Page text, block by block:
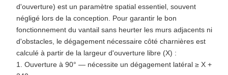
d'ouverture) est un paramètre spatial essentiel, souvent
négligé lors de la conception. Pour garantir le bon
fonctionnement du vantail sans heurter les murs adjacents ni
d'obstacles, le dégagement nécessaire côté charnières est
calculé à partir de la largeur d'ouverture libre (X) :
1. Ouverture à 90° — nécessite un dégagement latéral ≥ X +